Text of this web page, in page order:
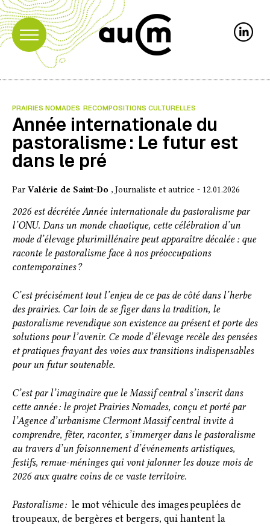
PRAIRIES NOMADES RECOMPOSITIONS CULTURELLES
Année internationale du
pastoralisme : Le futur est
dans le pré
Par Valérie de Saint-Do , Journaliste et autrice - 12.01.2026
2026 est décrétée Année internationale du pastoralisme par
l’ONU. Dans un monde chaotique, cette célébration d’un
mode d’élevage plurimillénaire peut apparaître décalée : que
raconte le pastoralisme face à nos préoccupations
contemporaines ?
C’est précisément tout l’enjeu de ce pas de côté dans l’herbe
des prairies. Car loin de se figer dans la tradition, le
pastoralisme revendique son existence au présent et porte des
solutions pour l’avenir. Ce mode d’élevage recèle des pensées
et pratiques frayant des voies aux transitions indispensables
pour un futur soutenable.
C’est par l’imaginaire que le Massif central s’inscrit dans
cette année : le projet Prairies Nomades, conçu et porté par
l’Agence d’urbanisme Clermont Massif central invite à
comprendre, fêter, raconter, s’immerger dans le pastoralisme
au travers d’un foisonnement d’événements artistiques,
festifs, remue-méninges qui vont jalonner les douze mois de
2026 aux quatre coins de ce vaste territoire.
Pastoralisme : le mot véhicule des images peuplées de
troupeaux, de bergères et bergers, qui hantent la